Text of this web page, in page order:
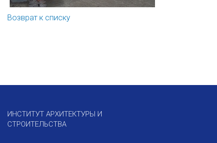
Возврат к списку
ИНСТИТУТ АРХИТЕКТУРЫ И
СТРОИТЕЛЬСТВА